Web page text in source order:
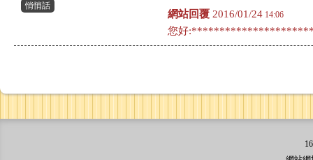
悄悄話
網站回覆 2016/01/24 14:06
您好